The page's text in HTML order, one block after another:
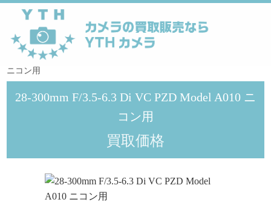
YTHカメラ >
ニコン用
28-300mm F/3.5-6.3 Di VC PZD Model A010 ニ
コン用
買取価格